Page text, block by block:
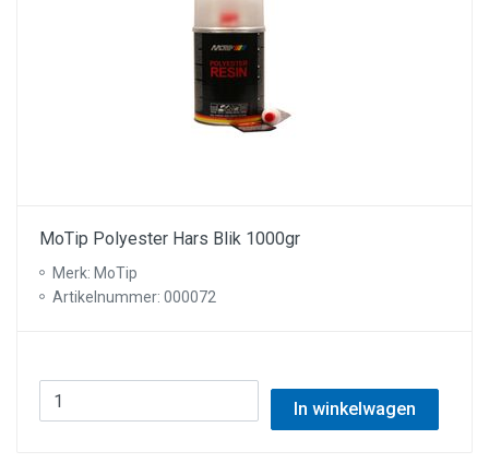
MoTip Polyester Hars Blik 1000gr
Merk: MoTip
Artikelnummer: 000072
In winkelwagen